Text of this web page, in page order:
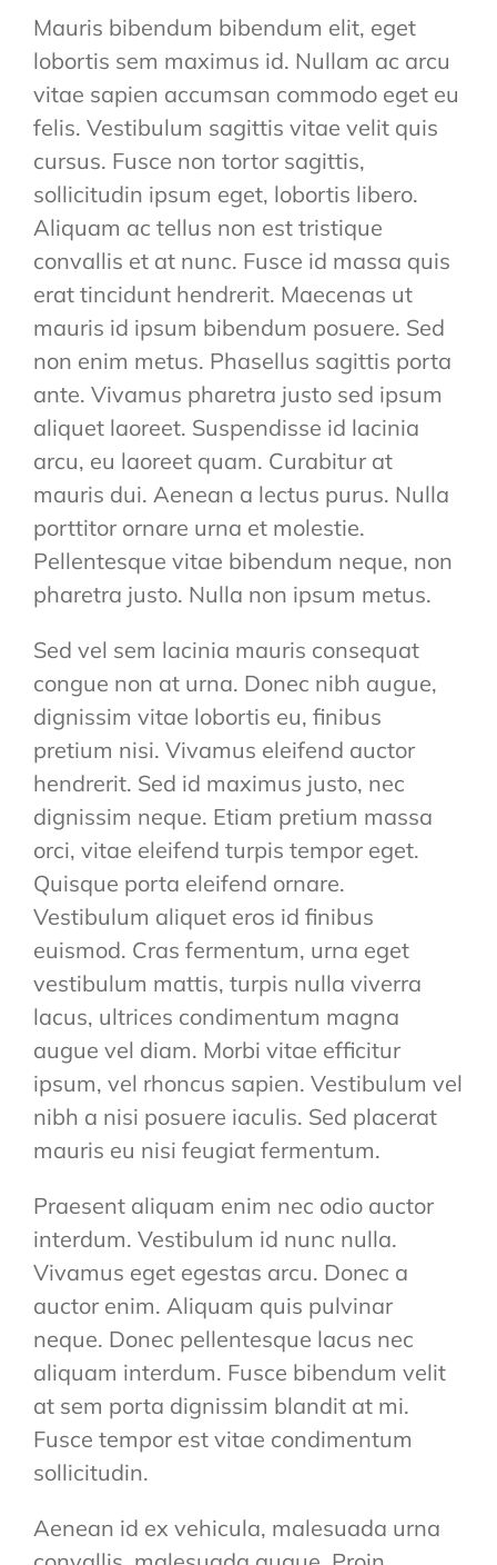
Mauris bibendum bibendum elit, eget
lobortis sem maximus id. Nullam ac arcu
vitae sapien accumsan commodo eget eu
felis. Vestibulum sagittis vitae velit quis
cursus. Fusce non tortor sagittis,
sollicitudin ipsum eget, lobortis libero.
Aliquam ac tellus non est tristique
convallis et at nunc. Fusce id massa quis
erat tincidunt hendrerit. Maecenas ut
mauris id ipsum bibendum posuere. Sed
non enim metus. Phasellus sagittis porta
ante. Vivamus pharetra justo sed ipsum
aliquet laoreet. Suspendisse id lacinia
arcu, eu laoreet quam. Curabitur at
mauris dui. Aenean a lectus purus. Nulla
porttitor ornare urna et molestie.
Pellentesque vitae bibendum neque, non
pharetra justo. Nulla non ipsum metus.
Sed vel sem lacinia mauris consequat
congue non at urna. Donec nibh augue,
dignissim vitae lobortis eu, finibus
pretium nisi. Vivamus eleifend auctor
hendrerit. Sed id maximus justo, nec
dignissim neque. Etiam pretium massa
orci, vitae eleifend turpis tempor eget.
Quisque porta eleifend ornare.
Vestibulum aliquet eros id finibus
euismod. Cras fermentum, urna eget
vestibulum mattis, turpis nulla viverra
lacus, ultrices condimentum magna
augue vel diam. Morbi vitae efficitur
ipsum, vel rhoncus sapien. Vestibulum vel
nibh a nisi posuere iaculis. Sed placerat
mauris eu nisi feugiat fermentum.
Praesent aliquam enim nec odio auctor
interdum. Vestibulum id nunc nulla.
Vivamus eget egestas arcu. Donec a
auctor enim. Aliquam quis pulvinar
neque. Donec pellentesque lacus nec
aliquam interdum. Fusce bibendum velit
at sem porta dignissim blandit at mi.
Fusce tempor est vitae condimentum
sollicitudin.
Aenean id ex vehicula, malesuada urna